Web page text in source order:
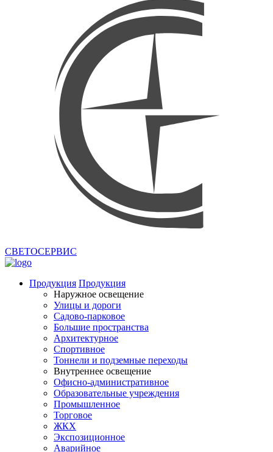
СВЕТОСЕРВИС
Продукция Продукция
Наружное освещение
Улицы и дороги
Садово-парковое
Большие пространства
Архитектурное
Спортивное
Тоннели и подземные переходы
Внутреннее освещение
Офисно-административное
Образовательные учреждения
Промышленное
Торговое
ЖКХ
Экспозиционное
Аварийное